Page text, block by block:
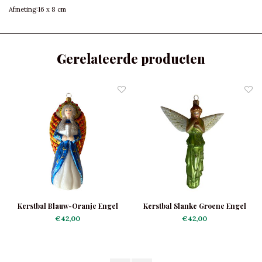
Afmeting:16 x 8 cm
Gerelateerde producten
Kerstbal Blauw-Oranje Engel
€42,00
Kerstbal Slanke Groene Engel
€42,00